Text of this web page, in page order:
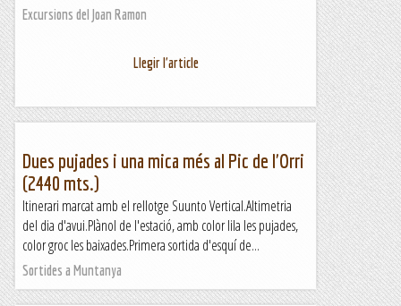
Excursions del Joan Ramon
Llegir l'article
Dues pujades i una mica més al Pic de l'Orri
(2440 mts.)
Itinerari marcat amb el rellotge Suunto Vertical.Altimetria
del dia d'avui.Plànol de l'estació, amb color lila les pujades,
color groc les baixades.Primera sortida d'esquí de...
Sortides a Muntanya